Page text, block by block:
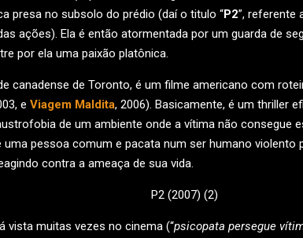
presa no subsolo do prédio (daí o titulo “P2”, referente
ações). Ela é então atormentada por um guarda de
por ela uma paixão platônica.
canadense de Toronto, é um filme americano com
e Viagem Maldita, 2006). Basicamente, é um thriller
de um ambiente onde a vítima não consegue
pessoa comum e pacata num ser humano violento
contra a ameaça de sua vida.
vista muitas vezes no cinema (“psicopata persegue